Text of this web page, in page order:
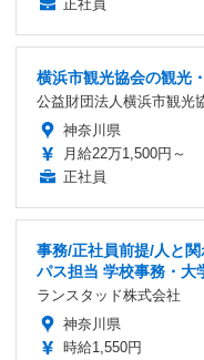
正社員
横浜市観光協会の観光
公益財団法人横浜市観光
神奈川県
月給22万1,500円～
正社員
事務/正社員前提/人と
パス担当 学校事務・大
ランスタッド株式会社
神奈川県
時給1,550円